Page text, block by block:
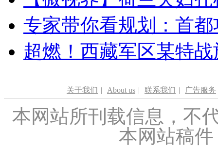
专家带你看规划：首
超燃！西藏军区某特
关于我们 | About us | 联系我们 | 广告服务
本网站所刊载信息，不
本网站稿